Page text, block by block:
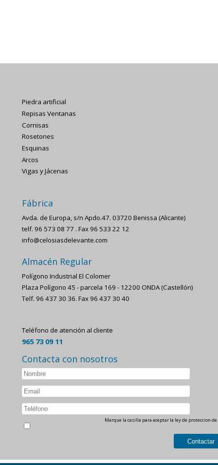
Piedra artificial
Repisas Ventanas
Cornisas
Rosetones
Esquinas
Arcos
Vigas y Jácenas
Fábrica
Avda. de Europa, s/n Apdo.47. 03720 Benissa (Alicante)
telf. 96 573 08 77 . Fax 96 533 22 12
info@celosiasdelevante.com
Almacén Regular
Polígono Industrial El Colomer
Plaza Polígono 45 - parcela 169 - 12200 ONDA (Castellón)
Telf. 96 437 30 36. Fax 96 437 30 40
Teléfono de atención al cliente
965 73 09 11
Contacta con nosotros
Marque la casilla para aceptar la ley de proteccion